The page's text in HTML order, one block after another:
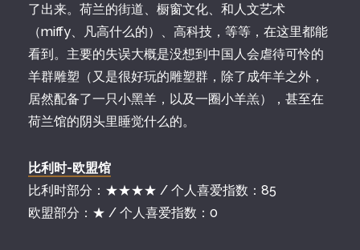
了出来。荷兰的街道、橱窗文化、和人文艺术
（miffy、凡高什么的）、高科技，等等，在这里都能
看到。主要的失误大概是没想到中国人会虐待可怜的
羊群雕塑（又是很好玩的雕塑群，除了成年羊之外，
居然配备了一只小黑羊，以及一圈小羊羔），甚至在
荷兰馆的阴头里睡觉什么的。
比利时-欧盟馆
比利时部分：★★★★ / 个人喜爱指数：85
欧盟部分：★ / 个人喜爱指数：0